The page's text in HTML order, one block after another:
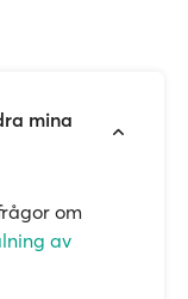
mina
om
av